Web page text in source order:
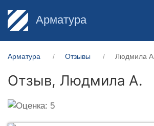
Арматура
Арматура Отзывы Людмила А.
Отзыв, Людмила А.